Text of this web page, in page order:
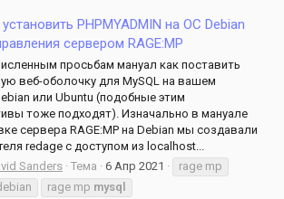
установить PHPMYADMIN на ОС Debian
сервером RAGE:MP
просьбам мануал как поставить
веб-оболочку для MySQL на вашем
или Ubuntu (подобные этим
тоже подходят). Изначально в мануале
сервера RAGE:MP на Debian мы создавали
redage с доступом из localhost...
Sanders Тема 6 Апр 2021
rage mp
rage mp mysql